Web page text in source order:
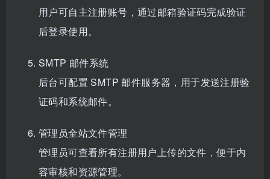
用户可自主注册账号，通过邮箱验证码完成验证
后登录使用。
SMTP 邮件系统
后台可配置 SMTP 邮件服务器，用于发送注册验
证码和系统邮件。
管理员全站文件管理
管理员可查看所有注册用户上传的文件，便于内
容审核和资源管理。